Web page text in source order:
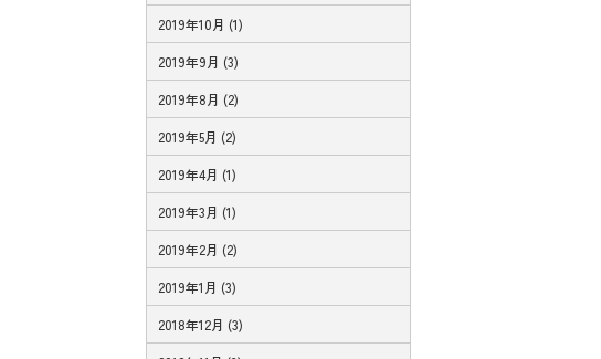
2019年10月 (1)
2019年9月 (3)
2019年8月 (2)
2019年5月 (2)
2019年4月 (1)
2019年3月 (1)
2019年2月 (2)
2019年1月 (3)
2018年12月 (3)